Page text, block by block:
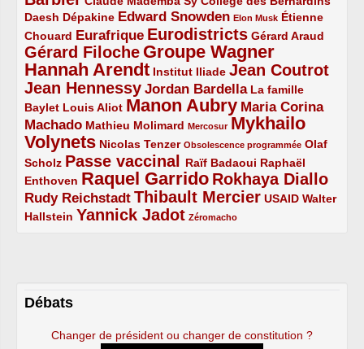
Daesh
2/5 Dépakine
2/5 Edward Snowden
3/5 Elon Musk
1/5
Étienne
Chouard
2/5 Eurafrique
3/5 Eurodistricts
4/5 Gérard Araud
2/5
Gérard Filoche
4/5 Groupe Wagner
5/5
Hannah Arendt
5/5 Institut Iliade
2/5 Jean Coutrot
4/5
Jean Hennessy
4/5 Jordan Bardella
3/5
La famille
Baylet
2/5 Louis Aliot
2/5 Manon Aubry
5/5
Maria Corina
Machado
3/5 Mathieu Molimard
2/5 Mercosur
1/5
Mykhailo
Volynets
5/5 Nicolas Tenzer
2/5 Obsolescence programmée
1/5
Olaf
Scholz
2/5 Passe vaccinal
4/5 Raïf Badaoui
2/5
Raphaël
Enthoven
2/5 Raquel Garrido
5/5 Rokhaya Diallo
4/5
Rudy Reichstadt
3/5 Thibault Mercier
4/5 USAID
2/5
Walter
Hallstein
2/5 Yannick Jadot
4/5 Zéromacho
1/5
Débats
Changer de président ou changer de constitution ?